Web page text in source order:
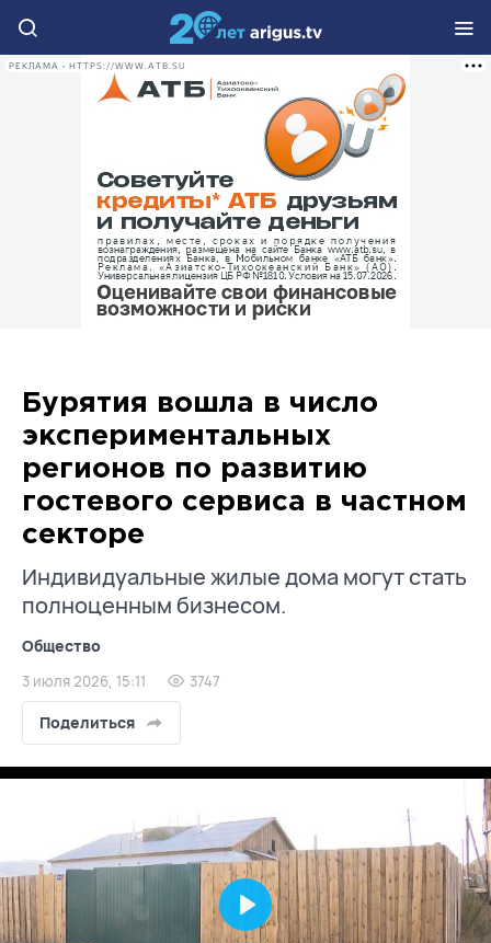
РЕКЛАМА • HTTPS://WWW.ATB.SU
Бурятия вошла в число
экспериментальных
регионов по развитию
гостевого сервиса в частном
секторе
Индивидуальные жилые дома могут стать
полноценным бизнесом.
Общество
3 июля 2026, 15:11 3747
Поделиться
Play